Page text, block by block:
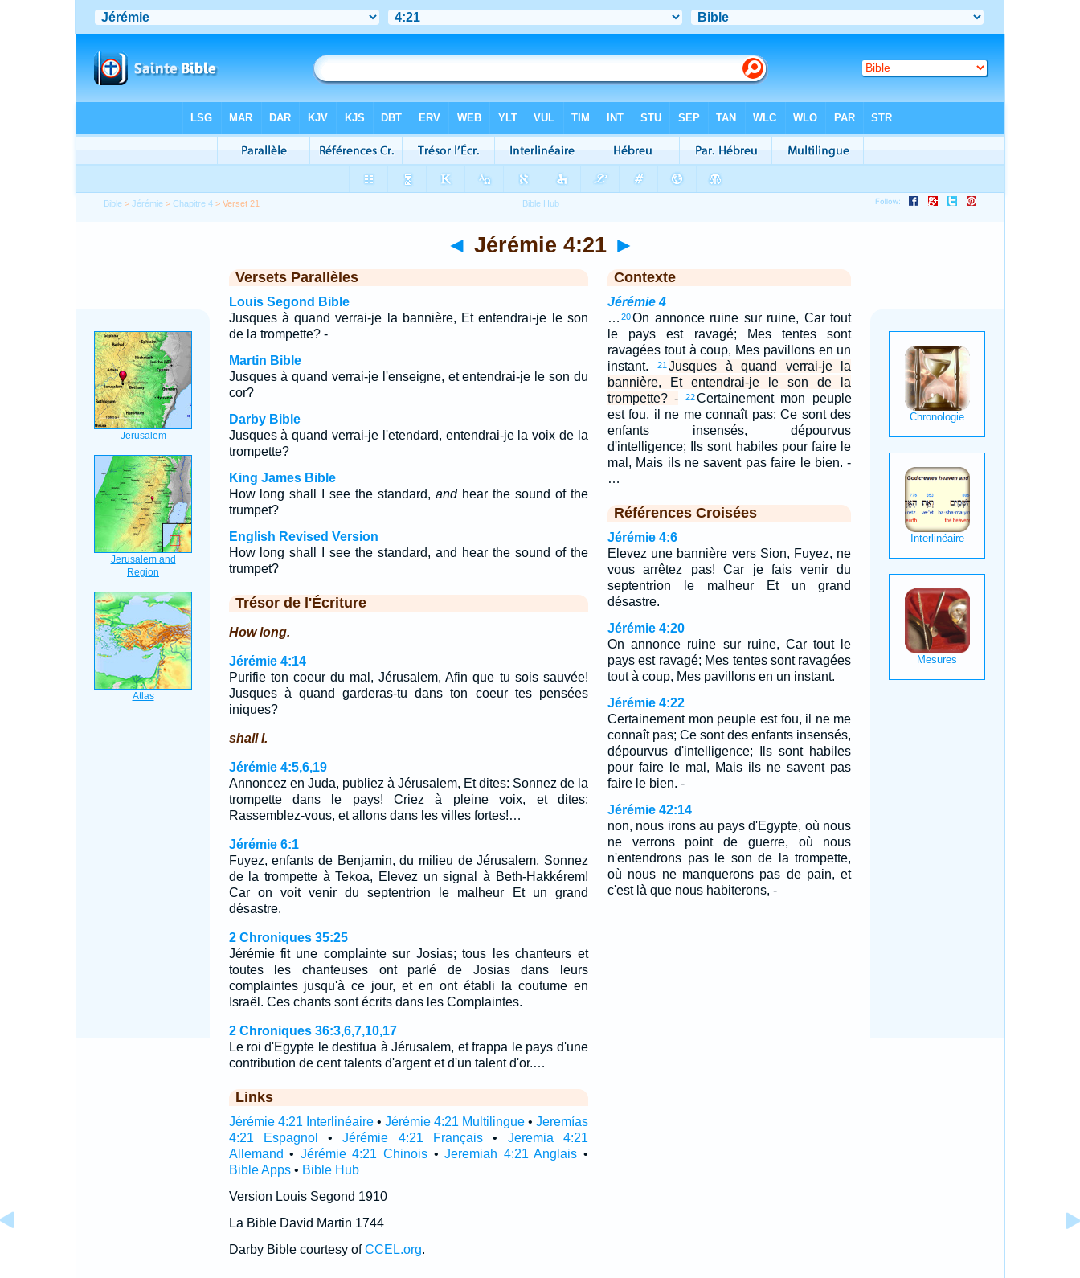
Bible >Jérémie >Chapitre 4 > Verset 21
◄ Jérémie 4:21 ►
Versets Parallèles
Louis Segond Bible
Jusques à quand verrai-je la bannière, Et entendrai-je le son
de la trompette? -
Martin Bible
Jusques à quand verrai-je l'enseigne, et entendrai-je le son du
cor?
Darby Bible
Jusques à quand verrai-je l'etendard, entendrai-je la voix de la
trompette?
King James Bible
How long shall I see the standard,andhear the sound of the
trumpet?
English Revised Version
How long shall I see the standard, and hear the sound of the
trumpet?
Trésor de l'Écriture
How long.
Jérémie 4:14
Purifie ton coeur du mal, Jérusalem, Afin que tu sois sauvée!
Jusques à quand garderas-tu dans ton coeur tes pensées
iniques?
shall I.
Jérémie 4:5,6,19
Annoncez en Juda, publiez à Jérusalem, Et dites: Sonnez de la
trompette dans le pays! Criez à pleine voix, et dites:
Rassemblez-vous, et allons dans les villes fortes!…
Jérémie 6:1
Fuyez, enfants de Benjamin, du milieu de Jérusalem, Sonnez
de la trompette à Tekoa, Elevez un signal à Beth-Hakkérem!
Car on voit venir du septentrion le malheur Et un grand
désastre.
2 Chroniques 35:25
Jérémie fit une complainte sur Josias; tous les chanteurs et
toutes les chanteuses ont parlé de Josias dans leurs
complaintes jusqu'à ce jour, et en ont établi la coutume en
Israël. Ces chants sont écrits dans les Complaintes.
2 Chroniques 36:3,6,7,10,17
Le roi d'Egypte le destitua à Jérusalem, et frappa le pays d'une
contribution de cent talents d'argent et d'un talent d'or.…
Links
Jérémie 4:21 Interlinéaire• Jérémie 4:21 Multilingue• Jeremías
4:21 Espagnol
•Jérémie 4:21 Français • Jeremia 4:21
Allemand • Jérémie 4:21 Chinois•Jeremiah 4:21 Anglais •
Bible Apps• Bible Hub
Version Louis Segond 1910
La Bible David Martin 1744
Darby Bible courtesy ofCCEL.org.
Contexte
Jérémie 4
… 20On annonce ruine sur ruine, Car tout
le pays est ravagé; Mes tentes sont
ravagées tout à coup, Mes pavillons en un
instant.
21 Jusques à quand verrai-je la
bannière, Et entendrai-je le son de la
trompette? -
22Certainement mon peuple
est fou, il ne me connaît pas; Ce sont des
enfants insensés, dépourvus
d'intelligence; Ils sont habiles pour faire le
mal, Mais ils ne savent pas faire le bien. -
…
Références Croisées
Jérémie 4:6
Elevez une bannière vers Sion, Fuyez, ne
vous arrêtez pas! Car je fais venir du
septentrion le malheur Et un grand
désastre.
Jérémie 4:20
On annonce ruine sur ruine, Car tout le
pays est ravagé; Mes tentes sont ravagées
tout à coup, Mes pavillons en un instant.
Jérémie 4:22
Certainement mon peuple est fou, il ne me
connaît pas; Ce sont des enfants insensés,
dépourvus d'intelligence; Ils sont habiles
pour faire le mal, Mais ils ne savent pas
faire le bien. -
Jérémie 42:14
non, nous irons au pays d'Egypte, où nous
ne verrons point de guerre, où nous
n'entendrons pas le son de la trompette,
où nous ne manquerons pas de pain, et
c'est là que nous habiterons, -